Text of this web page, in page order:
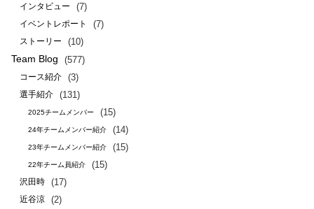
インタビュー (7)
イベントレポート (7)
ストーリー (10)
Team Blog (577)
コース紹介 (3)
選手紹介 (131)
2025チームメンバー (15)
24年チームメンバー紹介 (14)
23年チームメンバー紹介 (15)
22年チーム員紹介 (15)
沢田時 (17)
近谷涼 (2)